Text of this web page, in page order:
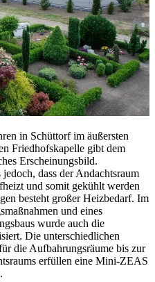
in Schüttorf im äußersten
Friedhofskapelle gibt dem
Erscheinungsbild.
dass der Andachtsraum
und somit gekühlt werden
besteht großer Heizbedarf. Im
und eines
wurde auch die
Die unterschiedlichen
die Aufbahrungsräume bis zur
erfüllen eine Mini-ZEAS